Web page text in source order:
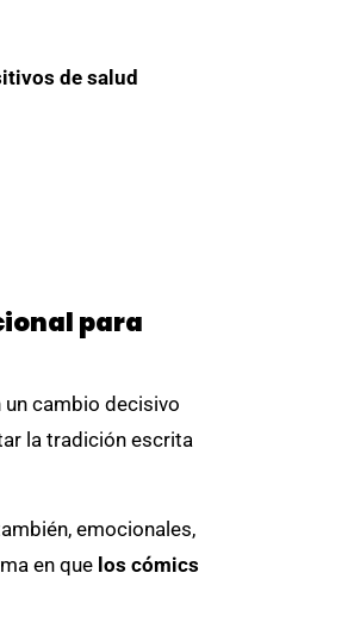
de salud
para
un cambio decisivo
la tradición escrita
emocionales,
en que los cómics